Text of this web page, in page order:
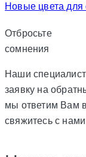
Новые цвета для
Отбросьте
сомнения
Наши
заявку на
мы ответим Вам
свяжитесь с